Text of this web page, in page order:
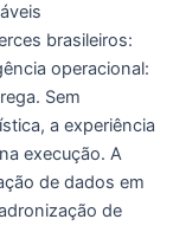
brasileiros:
operacional:
Sem
a experiência
execução. A
de dados em
de